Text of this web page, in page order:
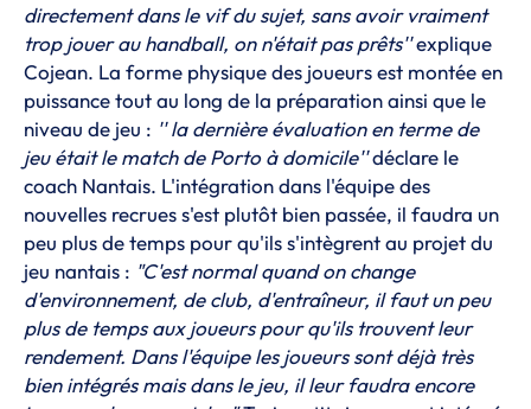
directement dans le vif du sujet, sans avoir vraiment
trop jouer au handball, on n'était pas prêts''explique
Cojean. La forme physique des joueurs est montée en
puissance tout au long de la préparation ainsi que le
niveau de jeu : '' la dernière évaluation en terme de
jeu était le match de Porto à domicile''déclare le
coach Nantais. L'intégration dans l'équipe des
nouvelles recrues s'est plutôt bien passée, il faudra un
peu plus de temps pour qu'ils s'intègrent au projet du
jeu nantais : "C'est normal quand on change
d'environnement, de club, d'entraîneur, il faut un peu
plus de temps aux joueurs pour qu'ils trouvent leur
rendement. Dans l'équipe les joueurs sont déjà très
bien intégrés mais dans le jeu, il leur faudra encore